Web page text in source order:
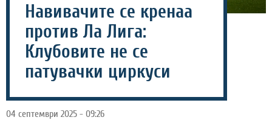
Навивачите се кренаа
против Ла Лига:
Клубовите не се
патувачки циркуси
04 септември 2025 - 09:26